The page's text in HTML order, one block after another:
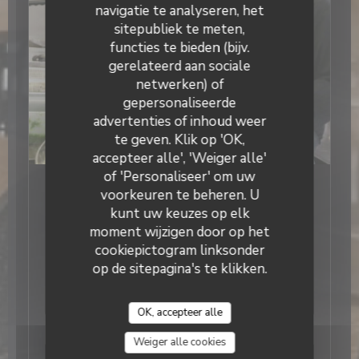
navigatie te analyseren, het
sitepubliek te meten,
functies te bieden (bijv.
gerelateerd aan sociale
netwerken) of
gepersonaliseerde
advertenties of inhoud weer
te geven. Klik op 'OK,
accepteer alle', 'Weiger alle'
of 'Personaliseer' om uw
voorkeuren te beheren. U
kunt uw keuzes op elk
moment wijzigen door op het
cookiepictogram linksonder
op de sitepagina's te klikken.
OK, accepteer alle
Weiger alle cookies
21/04/2024
Grenouilles et Delices à Illiat : un
anoure de restaurant
Dans ce restaurant isolé, adossé au nord Beaujolais
et au sud mâconnais, le client choisit plus souvent
Bresse figure sur la carte, c’est bien la cuisse de
l’amphibien préféré des Français qui aguiche les
gastronomes. Car à Illiat, la grenouille est une
tradition. Il y a plus d’un siècle déjà, La mère
Lees het artikel((opent in een nieuw